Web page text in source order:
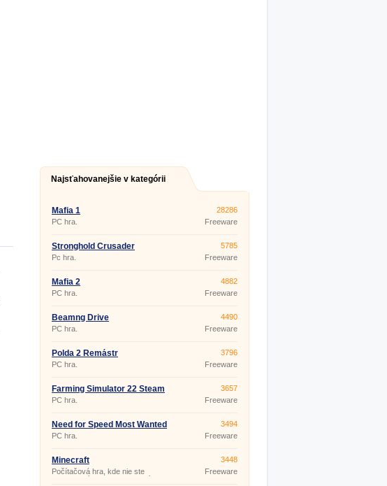
Najsťahovanejšie v kategórii
Mafia 1
PC hra.
28286
Freeware
Stronghold Crusader
Pc hra.
5785
Freeware
Mafia 2
PC hra.
4882
Freeware
Beamng Drive
PC hra.
4490
Freeware
Polda 2 Remástr
PC hra.
3796
Freeware
Farming Simulator 22 Steam
1.0
PC hra.
3657
Freeware
Need for Speed Most Wanted
PC hra.
3494
Freeware
Minecraft
Počítačová hra, kde nie ste
obmedzení pohybom, konaním a ani
3448
Freeware